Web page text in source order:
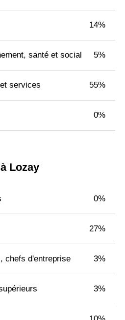
14%
santé et social 5%
services 55%
0%
Lozay
0%
27%
chefs d'entreprise 3%
3%